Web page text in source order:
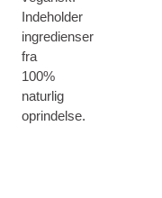
Indeholder
ingredienser
fra
100%
naturlig
oprindelse.